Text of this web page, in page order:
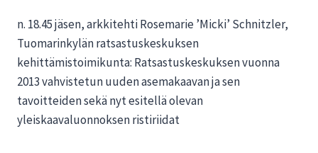
n. 18.45 jäsen, arkkitehti Rosemarie ’Micki’ Schnitzler,
Tuomarinkylän ratsastuskeskuksen
kehittämistoimikunta: Ratsastuskeskuksen vuonna
2013 vahvistetun uuden asemakaavan ja sen
tavoitteiden sekä nyt esitellä olevan
yleiskaavaluonnoksen ristiriidat